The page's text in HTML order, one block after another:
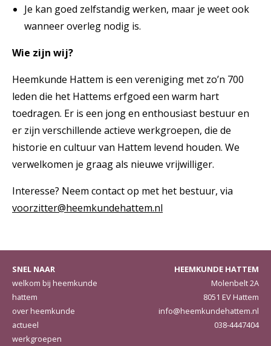
Je kan goed zelfstandig werken, maar je weet ook
wanneer overleg nodig is.
Wie zijn wij?
Heemkunde Hattem is een vereniging met zo’n 700
leden die het Hattems erfgoed een warm hart
toedragen. Er is een jong en enthousiast bestuur en
er zijn verschillende actieve werkgroepen, die de
historie en cultuur van Hattem levend houden. We
verwelkomen je graag als nieuwe vrijwilliger.
Interesse? Neem contact op met het bestuur, via
voorzitter@heemkundehattem.nl
SNEL NAAR
welkom bij heemkunde
hattem
over heemkunde
actueel
werkgroepen
HEEMKUNDE HATTEM
Molenbelt 2A
8051 EV Hattem
info@heemkundehattem.nl
038-4447404